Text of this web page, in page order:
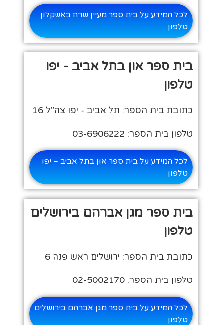
לכל המידע על בית ספר מעיין שרה באשקלון
טלפון
בית ספר און בתל אביב - יפו
טלפון
כתובת בית הספר: תל אביב - יפו צה"ל 16
טלפון בית הספר: 03-6906222
לכל המידע על בית ספר און בתל אביב – יפו
טלפון
בית ספר מגן אברהם בירושלים
טלפון
כתובת בית הספר: ירושלים ראש פנה 6
טלפון בית הספר: 02-5002170
לכל המידע על בית ספר מגן אברהם בירושלים
טלפון